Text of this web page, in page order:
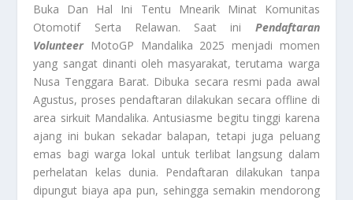
Buka Dan Hal Ini Tentu Mnearik Minat Komunitas
Otomotif Serta Relawan. Saat ini Pendaftaran
VolunteerMotoGP Mandalika 2025 menjadi momen
yang sangat dinanti oleh masyarakat, terutama warga
Nusa Tenggara Barat. Dibuka secara resmi pada awal
Agustus, proses pendaftaran dilakukan secara offline di
area sirkuit Mandalika. Antusiasme begitu tinggi karena
ajang ini bukan sekadar balapan, tetapi juga peluang
emas bagi warga lokal untuk terlibat langsung dalam
perhelatan kelas dunia. Pendaftaran dilakukan tanpa
dipungut biaya apa pun, sehingga semakin mendorong